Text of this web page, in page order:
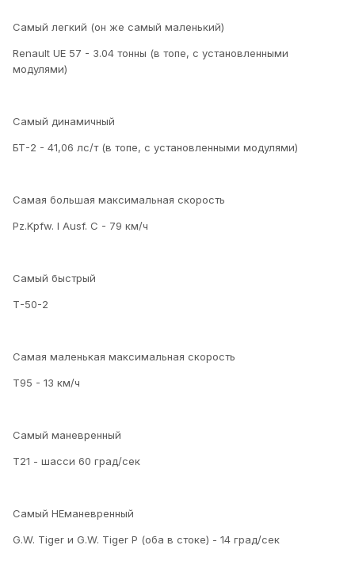
Самый легкий (он же самый маленький)
Renault UE 57 - 3.04 тонны (в топе, с установленными
модулями)
Самый динамичный
БТ-2 - 41,06 лс/т (в топе, с установленными модулями)
Самая большая максимальная скорость
Pz.Kpfw. I Ausf. C - 79 км/ч
Самый быстрый
Т-50-2
Самая маленькая максимальная скорость
Т95 - 13 км/ч
Самый маневренный
Т21 - шасси 60 град/сек
Самый НЕманевренный
G.W. Tiger и G.W. Tiger P (оба в стоке) - 14 град/сек